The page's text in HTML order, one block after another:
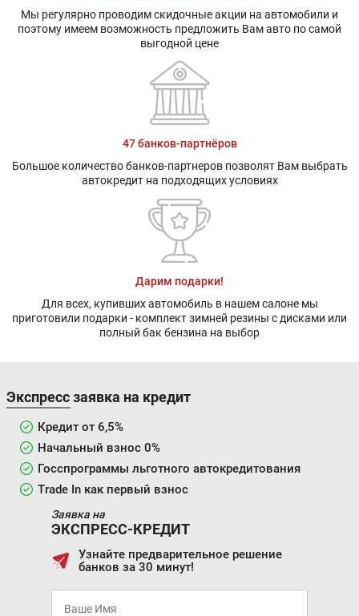
Мы регулярно проводим скидочные акции на автомобили и
поэтому имеем возможность предложить Вам авто по самой
выгодной цене
47 банков-партнёров
Большое количество банков-партнеров позволят Вам выбрать
автокредит на подходящих условиях
Дарим подарки!
Для всех, купивших автомобиль в нашем салоне мы
приготовили подарки - комплект зимней резины с дисками или
полный бак бензина на выбор
Экспресс заявка на кредит
Кредит от 6,5%
Начальный взнос 0%
Госспрограммы льготного автокредитования
Trade In как первый взнос
Заявка на
ЭКСПРЕСС-КРЕДИТ
Узнайте предварительное решение
банков за 30 минут!